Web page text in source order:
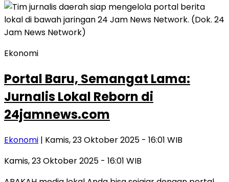
Ekonomi
Portal Baru, Semangat Lama:
Jurnalis Lokal Reborn di
24jamnews.com
Ekonomi | Kamis, 23 Oktober 2025 - 16:01 WIB
Kamis, 23 Oktober 2025 - 16:01 WIB